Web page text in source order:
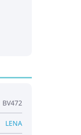
BV472
LENA